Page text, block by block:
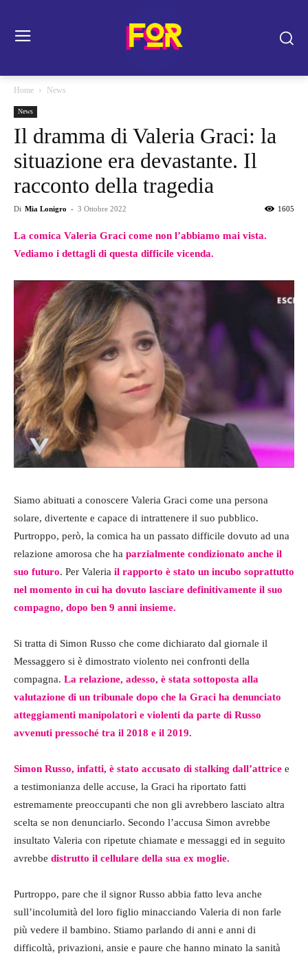
Home News
News
Il dramma di Valeria Graci: la
situazione era devastante. Il
racconto della tragedia
Di Mia Lonigro - 3 Ottobre 2022 1605
La comica Valeria Graci come non l’abbiamo mai vista.
Vediamo i dettagli di questa difficile vicenda.
Siamo abituati a conoscere Valeria Graci come una persona
solare, divertente e capace di intrattenere il suo pubblico.
Purtroppo, però, la comica ha un passato difficile dovuto ad una
relazione amorosa che ha parzialmente condizionato anche il
suo futuro. Per Valeria il rapporto è stato un incubo soprattutto
nel momento in cui ha dovuto lasciare definitivamente il suo
compagno, dopo ben 9 anni insieme.
Si tratta di Simon Russo che come dichiarato dal giornale il
Messaggero si è dimostrato violento nei confronti della
compagna. La relazione, adesso, è stata sottoposta alla
valutazione di un tribunale dopo che la Graci ha denunciato
atteggiamenti manipolatori e violenti da parte di Russo
avvenuti pressoché tra il 2018 e il 2019.
Simon Russo, infatti, è stato accusato di stalking dall’attrice e
a testimonianza delle accuse, la Graci ha riportato fatti
estremamente preoccupanti che non gli avrebbero lasciato altra
scelta se non denunciarlo. Secondo l’accusa Simon avrebbe
insultato Valeria con ripetute chiamate e messaggi ed in seguito
avrebbe distrutto il cellulare della sua ex moglie.
Purtroppo, pare che il signor Russo abbia fatto leva anche
sull’incolumità del loro figlio minacciando Valeria di non farle
più vedere il bambino. Stiamo parlando di anni e anni di
difficoltà, privazioni, ansie e paure che hanno minato la sanità